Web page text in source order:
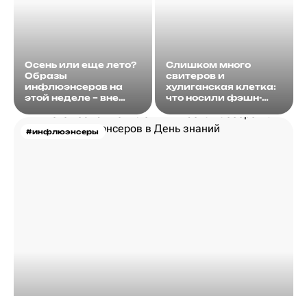
Осень или еще лето?
Образы
инфлюэнсеров на
этой неделе – вне
#инфлюэнсеры
Слишком много
свитеров и
хулиганская клетка:
что носили фэшн-
этой неделе?